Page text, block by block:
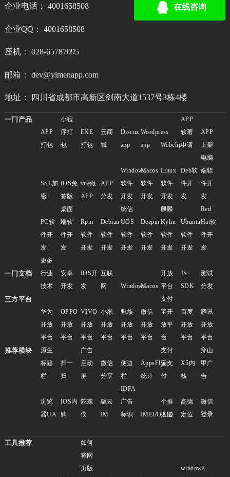
企业电话： 4001658508
企业QQ： 4001658508
座机： 028-65787095
邮箱： dev@yimenapp.com
地址： 四川省成都市高新区剑南大道1537号3栋4楼
在线咨询
一门产品
APP
打包
小程
序打
包
EXE
打包
云商
城
Discuz
app
Wordpress
app
Webclip
APP
软著
申请
APP
上架
SSL加
密
IOS免
签版
vue做
APP
APP
分发
Windows
软件
开发
Macos
软件
开发
Linux
软件
开发
Deb软
件开
发
电脑
端软
件开
发
PC软
件开
发
桌面
端软
件开
发
Rpm
软件
开发
Debian
软件
开发
统信
UOS
软件
开发
Deepin
软件
开发
麒麟
Kylin
软件
开发
Ubuntu
软件
开发
Red
Hat软
件开
发
更多
一门文档
行业
技术
安卓
开发
IOS开
发
互联
网
WindowsMacos
开放
平台
JS-
SDK
测试
分发
三方平台
华为
开放
平台
OPPO
开放
平台
VIVO
开放
平台
小米
开放
平台
魅族
开放
平台
微信
开放
平台
支付
宝开
放平
台
百度
开放
平台
腾讯
开放
平台
推荐模块
原生
标题
栏
扫一
扫
广告
启动
屏
微信
分享
侧边
栏
AppsFlyer
统计
支付
宝支
付
X5内
核
穿山
甲广
告
浏览
器UA
IOS内
购
陀螺
仪
融云
IM
IDFA
广告
标识
IMEI/OAID
个推
推送
高德
定位
微信
登录
工具推荐
如何
将网
页版
windows